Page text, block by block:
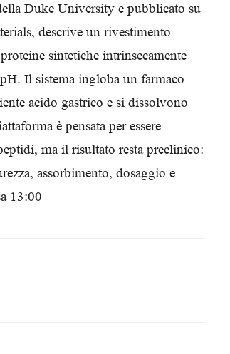
Biologi
Duke University e pubblicato su
descrive un rivestimento
sintetiche intrinsecamente
Il sistema ingloba un farmaco
acido gastrico e si dissolvono
è pensata per essere
ma il risultato resta preclinico:
assorbimento, dosaggio e
13:00